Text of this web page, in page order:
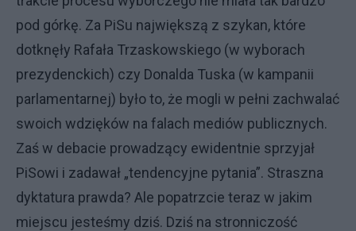
pod górkę. Za PiSu największą z szykan, które
dotknęły Rafała Trzaskowskiego (w wyborach
prezydenckich) czy Donalda Tuska (w kampanii
parlamentarnej) było to, że mogli w pełni zachwalać
swoich wdzięków na falach mediów publicznych.
Zaś w debacie prowadzący ewidentnie sprzyjał
PiSowi i zadawał „tendencyjne pytania”. Straszna
dyktatura prawda? Ale popatrzcie teraz w jakim
miejscu jesteśmy dziś. Dziś na stronniczość